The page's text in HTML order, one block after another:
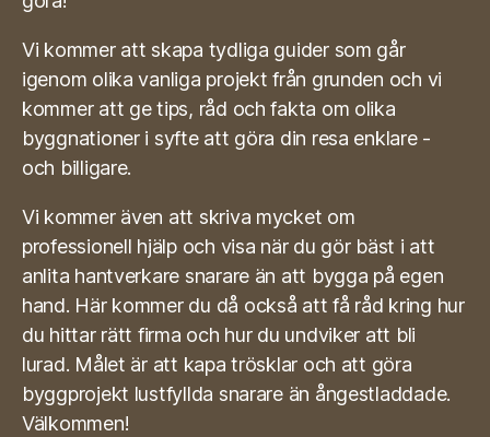
Vi kommer att skapa tydliga guider som går
igenom olika vanliga projekt från grunden och vi
kommer att ge tips, råd och fakta om olika
byggnationer i syfte att göra din resa enklare -
och billigare.
Vi kommer även att skriva mycket om
professionell hjälp och visa när du gör bäst i att
anlita hantverkare snarare än att bygga på egen
hand. Här kommer du då också att få råd kring hur
du hittar rätt firma och hur du undviker att bli
lurad. Målet är att kapa trösklar och att göra
byggprojekt lustfyllda snarare än ångestladdade.
Välkommen!